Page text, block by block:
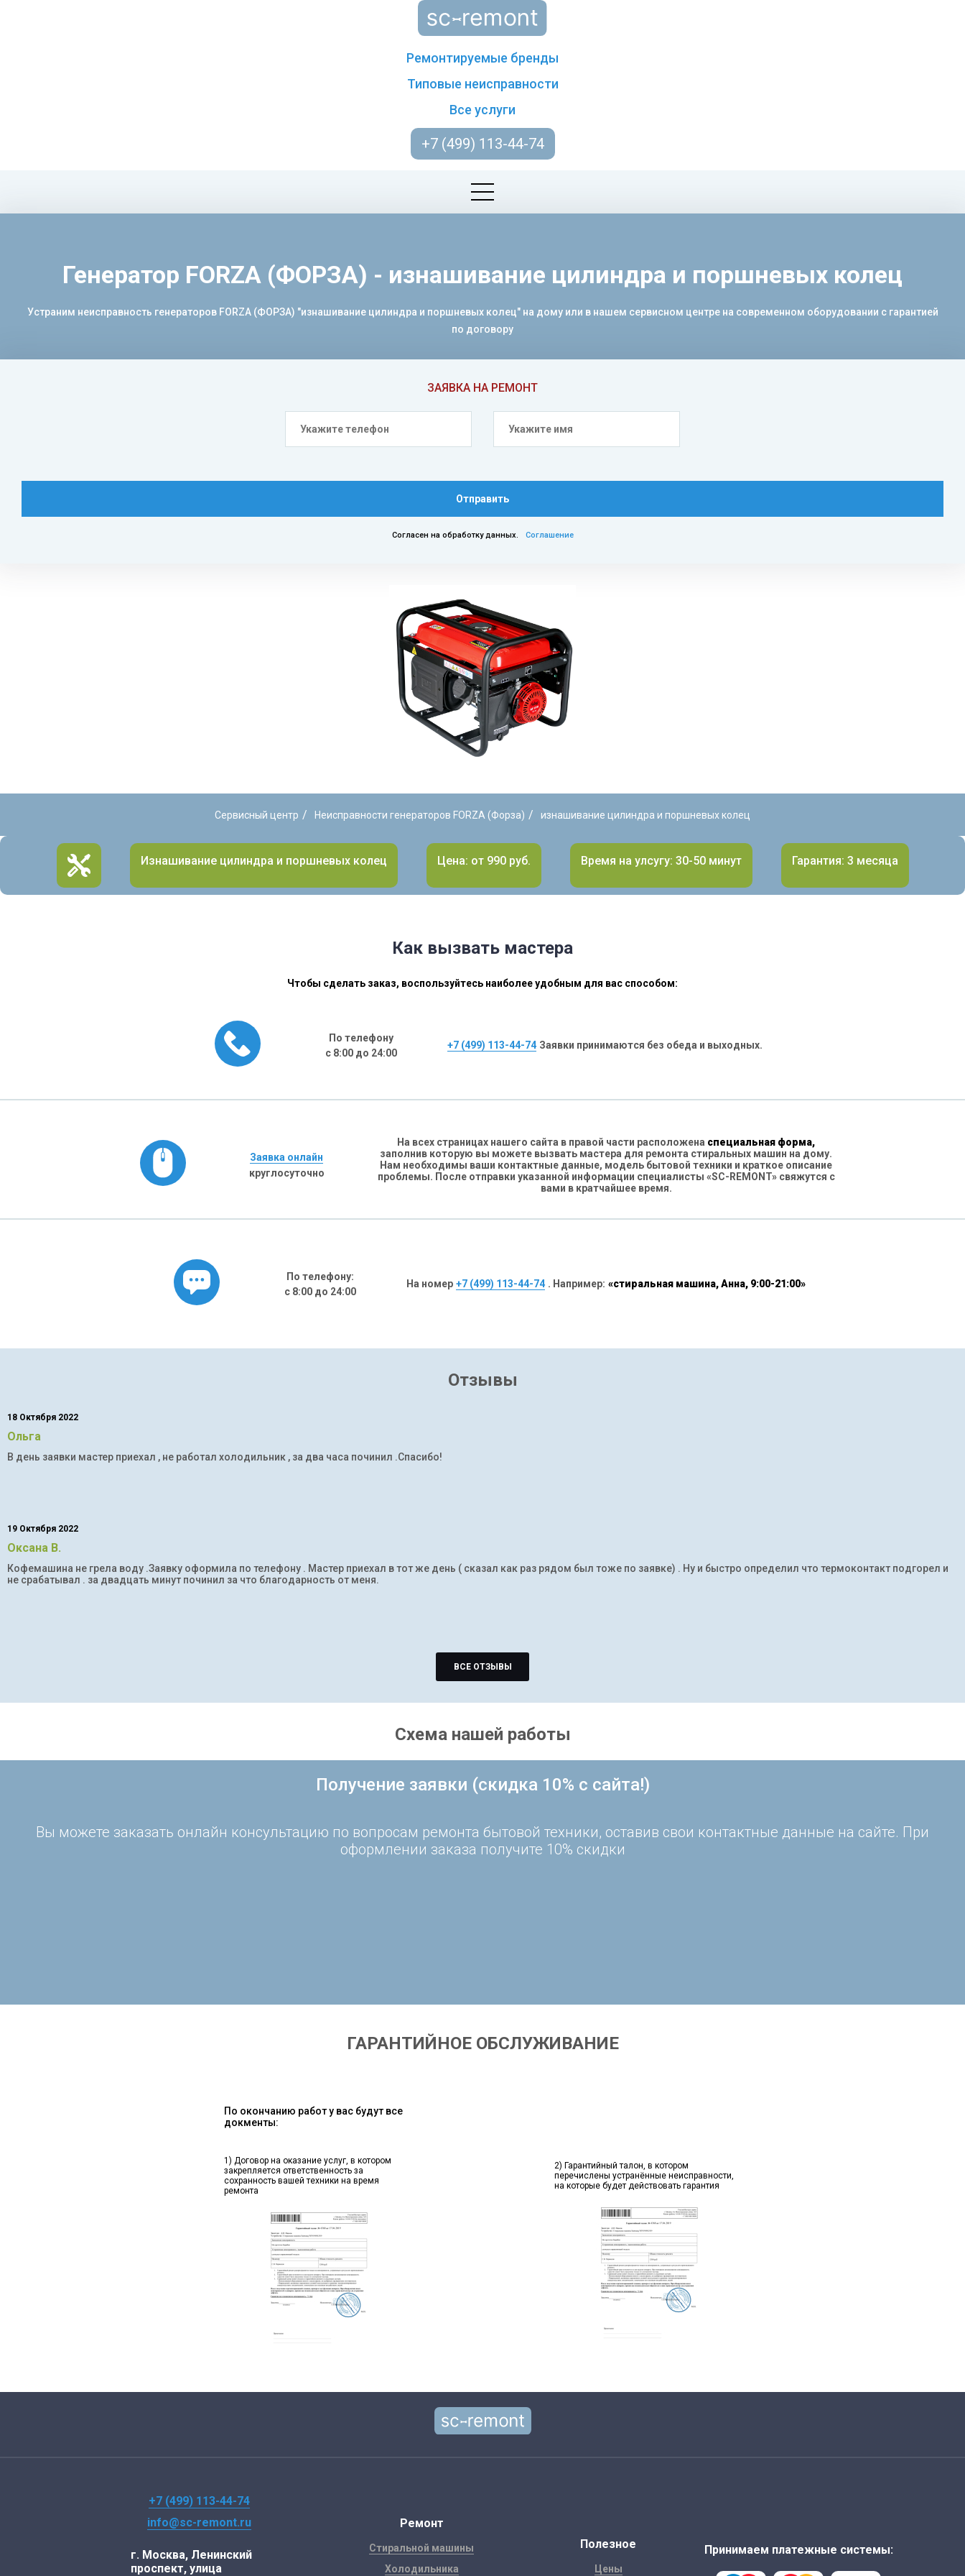
Ремонтируемые бренды
Типовые неисправности
Все услуги
+7 (499) 113-44-74
ЗАЯВКА НА РЕМОНТ
Отправить
Согласен на обработку данных. Соглашение
Генератор FORZA (ФОРЗА) - изнашивание цилиндра и поршневых колец
Устраним неисправность генераторов FORZA (ФОРЗА) "изнашивание цилиндра и поршневых колец" на дому или в нашем сервисном центре на современном оборудовании с гарантией
по договору
Сервисный центр / Неисправности генераторов FORZA (Форза) / изнашивание цилиндра и поршневых колец
Изнашивание цилиндра и поршневых колец Цена: от 990 руб. Время на улсугу: 30-50 минут Гарантия: 3 месяца
Как вызвать мастера
Чтобы сделать заказ, воспользуйтесь наиболее удобным для вас способом:
По телефону
с 8:00 до 24:00
+7 (499) 113-44-74 Заявки принимаются без обеда и выходных.
Заявка онлайн
круглосуточно
На всех страницах нашего сайта в правой части расположена специальная форма,
заполнив которую вы можете вызвать мастера для ремонта стиральных машин на дому.
Нам необходимы ваши контактные данные, модель бытовой техники и краткое описание
проблемы. После отправки указанной информации специалисты «SC-REMONT» свяжутся с
вами в кратчайшее время.
По телефону:
с 8:00 до 24:00
На номер +7 (499) 113-44-74 . Например: «стиральная машина, Анна, 9:00-21:00»
Отзывы
18 Октября 2022
Ольга
В день заявки мастер приехал , не работал холодильник , за два часа починил .Спасибо!
19 Октября 2022
Оксана В.
Кофемашина не грела воду .Заявку оформила по телефону . Мастер приехал в тот же день ( сказал как раз рядом был тоже по заявке) . Ну и быстро определил что термоконтакт подгорел и
не срабатывал . за двадцать минут починил за что благодарность от меня.
ВСЕ ОТЗЫВЫ
Схема нашей работы
Получение заявки (скидка 10% с сайта!)
Вы можете заказать онлайн консультацию по вопросам ремонта бытовой техники, оставив свои контактные данные на сайте. При
оформлении заказа получите 10% скидки
ГАРАНТИЙНОЕ ОБСЛУЖИВАНИЕ
По окончанию работ у вас будут все
докменты:
1) Договор на оказание услуг, в котором
закрепляется ответственность за
сохранность вашей техники на время
ремонта
2) Гарантийный талон, в котором
перечислены устранённые неисправности,
на которые будет действовать гарантия
+7 (499) 113-44-74
info@sc-remont.ru
г. Москва, Ленинский
проспект, улица
Ремонт
Стиральной машины
Холодильника
Полезное
Цены
Принимаем платежные системы: